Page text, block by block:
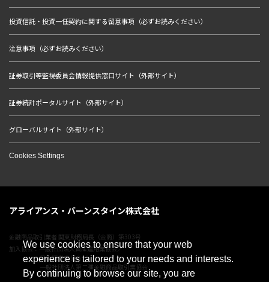
投資信託・投資一任契約に関する留意事項（必ずお読みください）
注意事項（必ずお読みください）
証券取引等監視委員会情報提供窓口サイト（外部サイト）
証券統計ポータルサイト（外部サイト）
グローバルサイト（外部サイト）
Cookies Settings
アライアンス・バーンスタイン株式会社
金融商品取引業者 関東財務局長（金商）第303号
加入協会：一般社団法人資産運用業協会／
日本証券業協会／
一般社団法人第二種金融商品取引業協会
We use cookies to ensure that your web
experience is tailored to your needs and interests.
By continuing to browse our site, you are